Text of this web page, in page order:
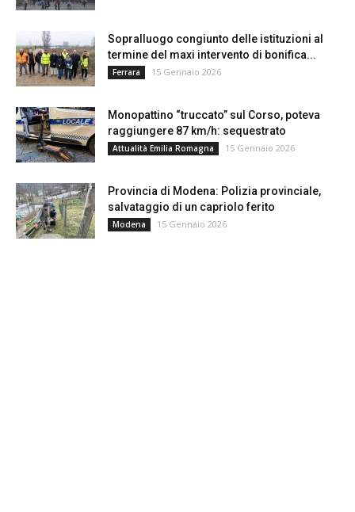
Sopralluogo congiunto delle istituzioni al
termine del maxi intervento di bonifica...
Ferrara 15 Gennaio 2026
Monopattino “truccato” sul Corso, poteva
raggiungere 87 km/h: sequestrato
Attualità Emilia Romagna 15 Gennaio 2026
Provincia di Modena: Polizia provinciale,
salvataggio di un capriolo ferito
Modena 15 Gennaio 2026